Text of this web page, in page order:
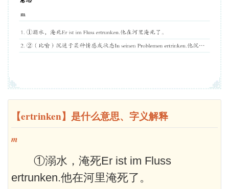
【ertrinken】是什么意思、字义解释
m
①溺水，淹死Er ist im Fluss
ertrunken.他在河里淹死了。